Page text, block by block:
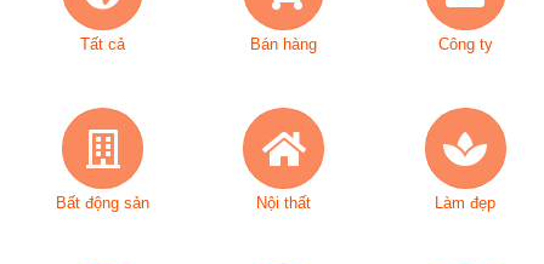
Tất cả Bán hàng Công ty
Bất động sản Nội thất Làm đẹp